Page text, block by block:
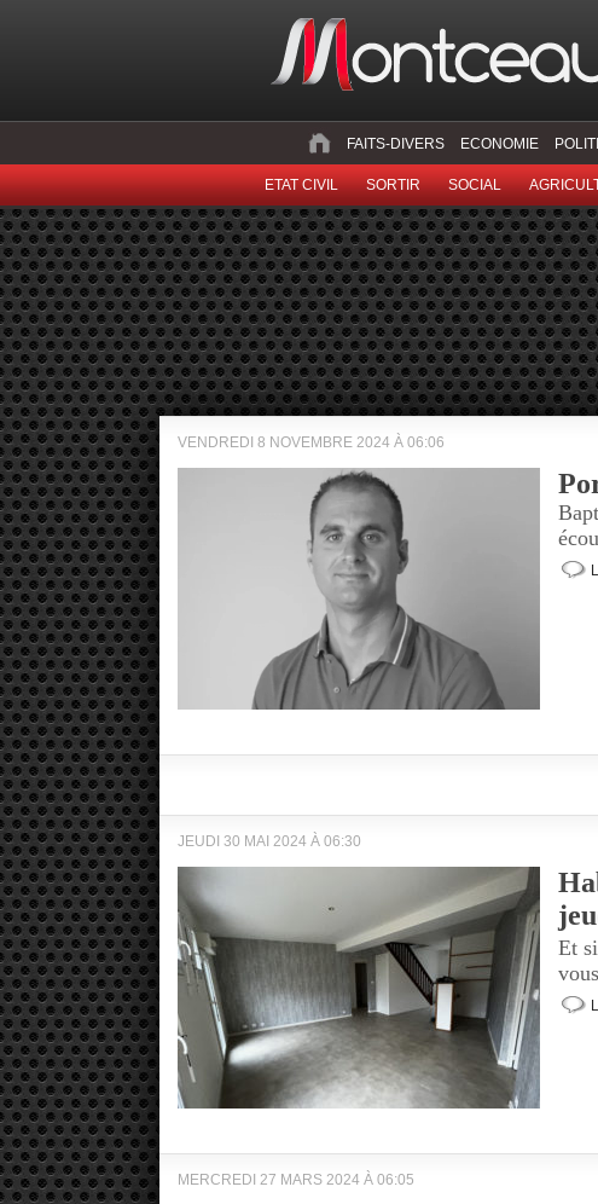
FAITS-DIVERS ECONOMIE
ETAT CIVIL SORTIR SOCIAL
VENDREDI 8 NOVEMBRE 2024 À 06:06
JEUDI 30 MAI 2024 À 06:30
Et
MERCREDI 27 MARS 2024 À 06:05